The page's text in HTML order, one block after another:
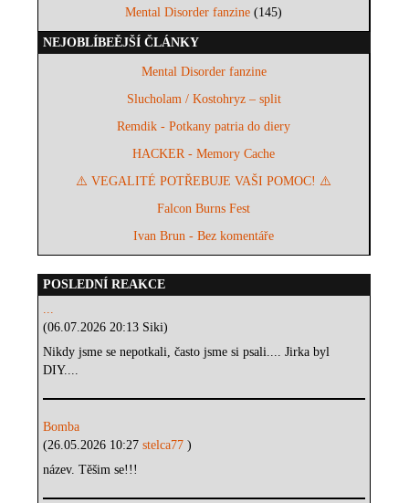
Mental Disorder fanzine (145)
NEJOBLÍBEĚJŠÍ ČLÁNKY
Mental Disorder fanzine
Slucholam / Kostohryz – split
Remdik - Potkany patria do diery
HACKER - Memory Cache
⚠️ VEGALITÉ POTŘEBUJE VAŠI POMOC! ⚠️
Falcon Burns Fest
Ivan Brun - Bez komentáře
POSLEDNÍ REAKCE
...
(06.07.2026 20:13 Siki)
Nikdy jsme se nepotkali, často jsme si psali.... Jirka byl
DIY....
Bomba
(26.05.2026 10:27stelca77)
název. Těšim se!!!